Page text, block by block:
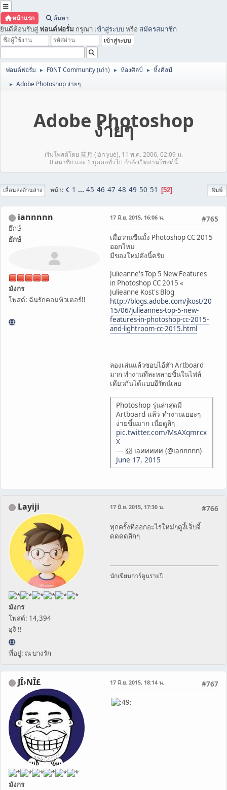
หน้าแรก ค้นหา
ยินดีต้อนรับสู่ ฟอนต์ฟอรั่ม กรุณา เข้าสู่ระบบหรือ สมัครสมาชิก
ฟอนต์ฟอรั่ม ► F0NT Community (เก่า) ► ห้องศิลป์ ► หิ้งศิลป์
► Adobe Photoshop ง่ายๆ
Adobe Photoshop
ง่ายๆ
เริ่มโพสต์โดย 蓝月 (lán yuè), 11 พ.ค. 2006, 02:09 น.
0 สมาชิก และ 1 บุคคลทั่วไป กำลังเปิดอ่านโพสต์นี้
พิมพ์
เลื่อนลงด้านล่าง หน้า 1 ... 45 46 47 48 49 50 51 52
iannnnn
ยึกษ์
ยักษ์
มังกร
โพสต์: ฉันรักคอมพิวเตอร์!!
#765
17 มิ.ย. 2015, 16:06 น.
เมื่อวานซืนมั้ง Photoshop CC 2015
ออกใหม่
มีของใหม่ดังนี้ครับ
Julieanne's Top 5 New Features
in Photoshop CC 2015 «
Julieanne Kost's Blog
http://blogs.adobe.com/jkost/20
15/06/julieannes-top-5-new-
features-in-photoshop-cc-2015-
and-lightroom-cc-2015.html
ลองเล่นแล้วชอบไอ้ตัว Artboard
มาก ทำงานทีละหลายชิ้นในไฟล์
เดียวกันได้แบบอีรัตน์เลย
Photoshop รุ่นล่าสุดมี
Artboard แล้ว ทำงานเยอะๆ
ง่ายขึ้นมาก เนี่ยดูสิๆ
pic.twitter.com/MsAXqmrcx
X
— 囧 iaиииии (@iannnnn)
June 17, 2015
Layiji
มังกร
โพสต์: 14,394
อุงิ !!
ที่อยู่: ณ บางรัก
#766
17 มิ.ย. 2015, 17:30 น.
ทุกครั้งที่ออกอะไรใหม่ๆตูงี้เจ็บจี้
ดดดดลึกๆ
นักเขียนการ์ตูนรายปี
JÎ›NÎ£
มังกร
#767
17 มิ.ย. 2015, 18:14 น.